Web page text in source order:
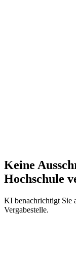
Keine
Hochschule
KI benachrichtigt Sie
Vergabestelle.